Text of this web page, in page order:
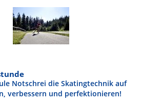
Notschrei die Skatingtechnik auf
verbessern und perfektionieren!